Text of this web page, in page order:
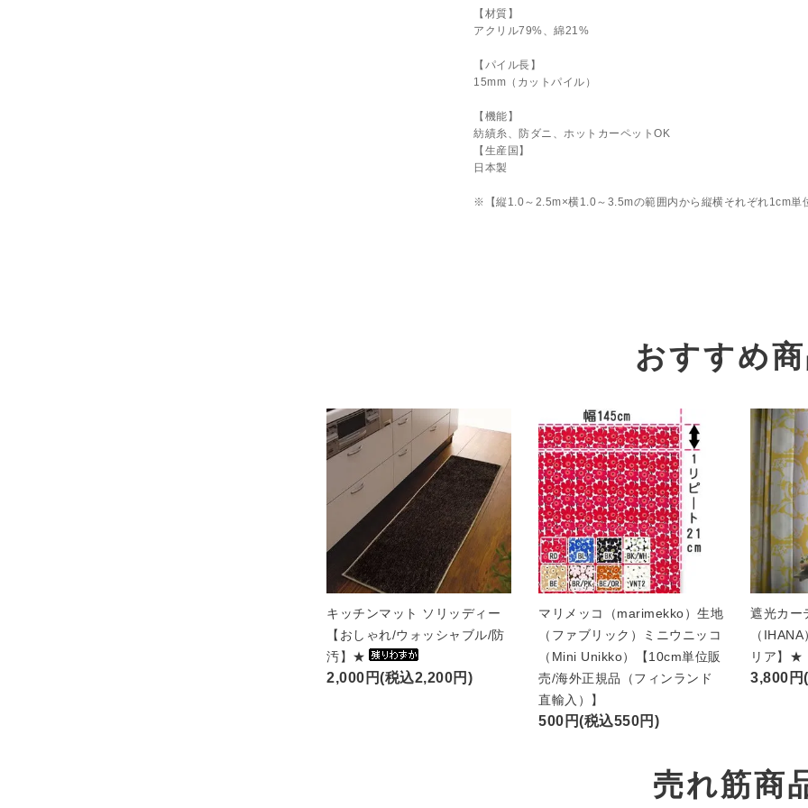
【材質】
アクリル79%、綿21%
【パイル長】
15mm（カットパイル）
【機能】
紡績糸、防ダニ、ホットカーペットOK
【生産国】
日本製
※【縦1.0～2.5m×横1.0～3.5mの範囲内から縦横それぞれ1cm単
おすすめ
キッチンマット ソリッディー
【おしゃれ/ウォッシャブル/防
汚】★
2,000円(税込2,200円)
マリメッコ（marimekko）生地
（ファブリック）ミニウニッコ
（Mini Unikko）【10cm単位販
売/海外正規品（フィンランド
直輸入）】
500円(税込550円)
遮光カー
（
リア】★
3,800円
売れ筋商